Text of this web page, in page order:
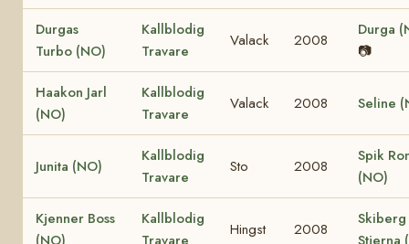
Durgas
Turbo (NO)
Kallblodig
Travare
Valack 2008
Durga
📷
Haakon Jarl
(NO)
Kallblodig
Travare
Valack 2008 Seline
Junita (NO)
Kallblodig
Travare
Sto 2008
Spik
(NO)
Kjenner Boss
Kallblodig
Hingst 2008
Skiberg